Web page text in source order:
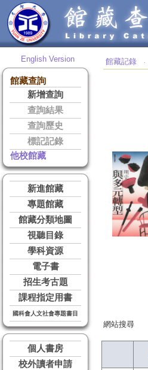
English Version
館藏查詢
新增查詢
查詢結果
查詢歷史
標記記錄
他校館藏
新進館藏
專題館藏
館藏分類地圖
視聽目錄
學科資源
電子書
招生考古題
課程指定用書
國科會人文社會專題書目
個人書房
校外讀者申請
館藏記錄 ‧
網站搜尋